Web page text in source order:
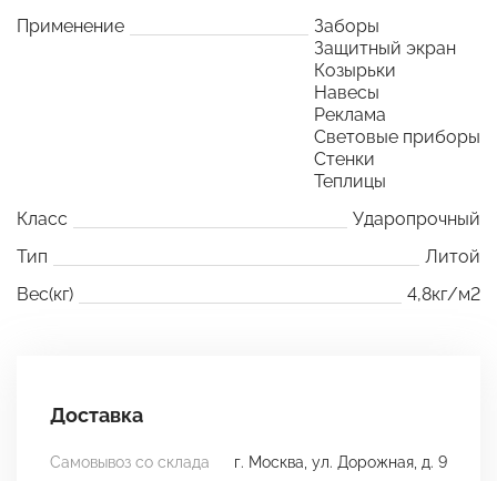
Применение
Заборы
Защитный экран
Козырьки
Навесы
Реклама
Световые приборы
Стенки
Теплицы
Класс
Ударопрочный
Тип
Литой
Вес(кг)
4,8кг/м2
Доставка
Самовывоз со склада
г. Москва, ул. Дорожная, д. 9